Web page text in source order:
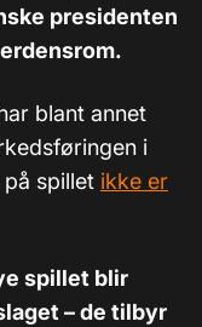
presidenten
blant annet
i
spillet ikke er
spillet blir
– de tilbyr